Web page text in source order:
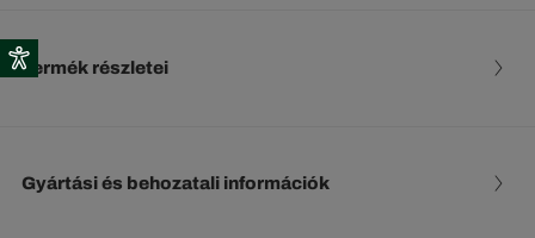
Termék részletei
Gyártási és behozatali információk